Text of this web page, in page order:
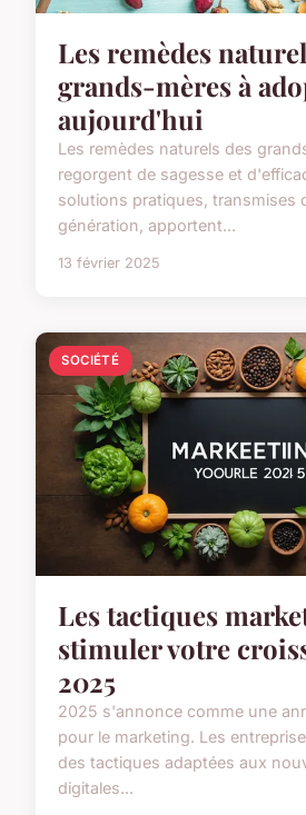
Les remèdes
grands-mères à
aujourd'hui
Les remèdes naturels des
regorgent de sagesse et
solutions pratiques, transmises
génération, apportent...
13 février 2025
SOCIÉTÉ
Les tactiques
stimuler votre
2025
2025 s'annonce comme une
pour le marketing. Les
des tactiques adaptées aux
digitales...